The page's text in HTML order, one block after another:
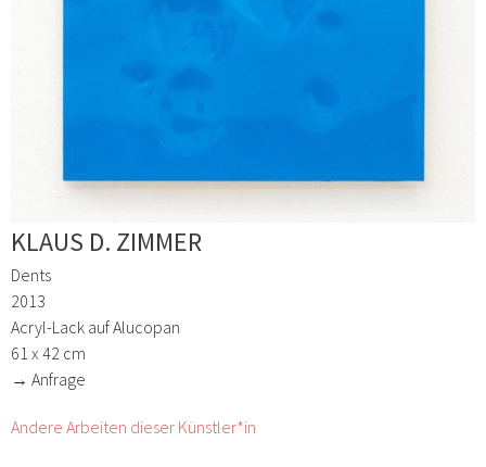
KLAUS D. ZIMMER
Dents
2013
Acryl-Lack auf Alucopan
61 x 42 cm
→ Anfrage
Andere Arbeiten dieser Künstler*in